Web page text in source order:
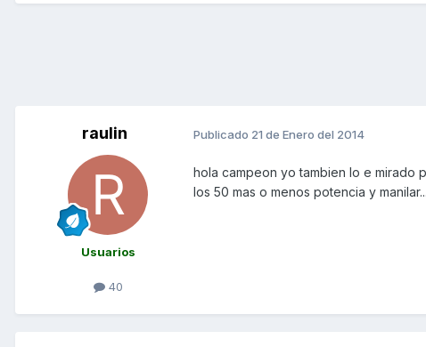
raulin
Usuarios
40
Publicado 21 de Enero del 2014
hola campeon yo tambien lo e mirado
los 50 mas o menos potencia y